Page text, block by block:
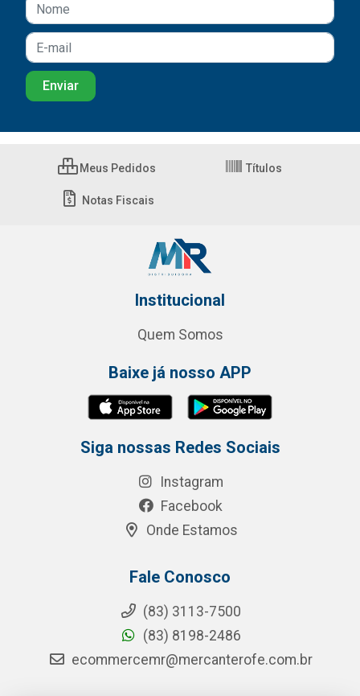
Meus Pedidos Títulos
Notas Fiscais
Institucional
Quem Somos
Baixe já nosso APP
Siga nossas Redes Sociais
Instagram
Facebook
Onde Estamos
Fale Conosco
(83) 3113-7500
(83) 8198-2486
ecommercemr@mercanterofe.com.br